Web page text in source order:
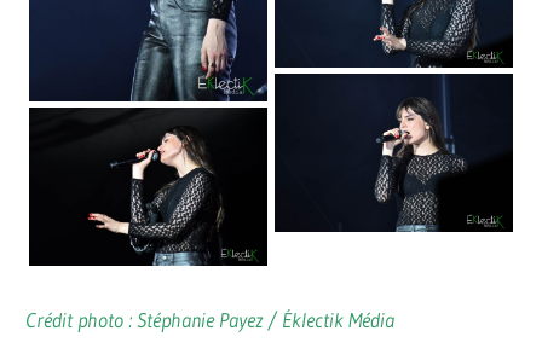
Crédit photo : Stéphanie Payez / Éklectik Média